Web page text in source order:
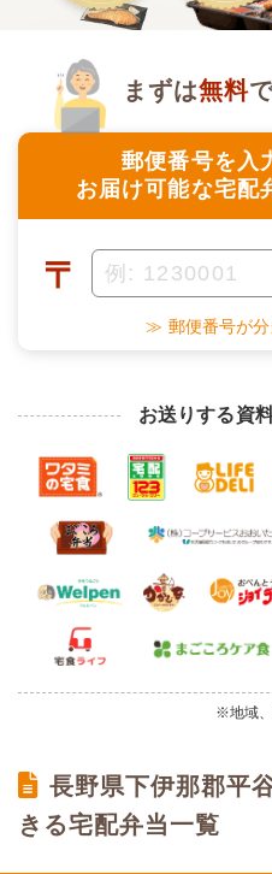
郵便番号を入
お届け可能な宅配
まずは無料
〒
≫ 郵便番号が分
お送りする資
※地域
長野県下伊那郡平
きる宅配弁当一覧